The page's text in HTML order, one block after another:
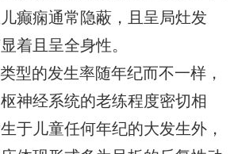
癫痫通常隐蔽，且呈局灶发
着且呈全身性。
型的发生率随年纪而不一样，
神经系统的老练程度密切相
于儿童任何年纪的大发生外，